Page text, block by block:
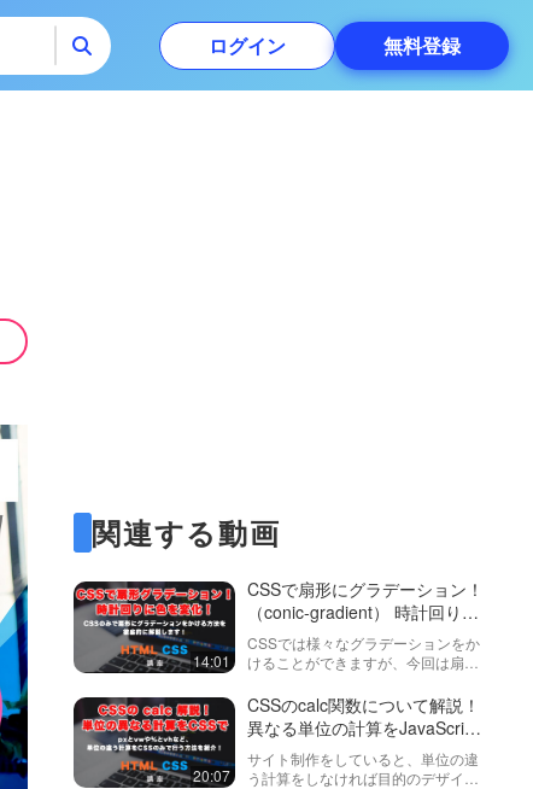
ログイン 無料登録
関連する動画
14:01
CSSで扇形にグラデーション！
（conic-gradient） 時計回りに
色を段々と変化させる方法を解
説します！
CSSでは様々なグラデーションをか
けることができますが、今回は扇形
びます。・色を複数指定する方法・
中心位置を変更する方法・グラデー
ション開始位置を変更する方法など
につ…
20:07
CSSのcalc関数について解説！
異なる単位の計算をJavaScript
を使わずにする方法を学びまし
ょう！
サイト制作をしていると、単位の違
う計算をしなければ目的のデザイン